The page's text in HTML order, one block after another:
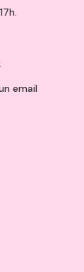
email